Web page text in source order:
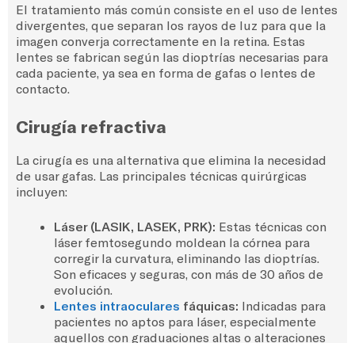
El tratamiento más común consiste en el uso de lentes
divergentes, que separan los rayos de luz para que la
imagen converja correctamente en la retina. Estas
lentes se fabrican según las dioptrías necesarias para
cada paciente, ya sea en forma de gafas o lentes de
contacto.
Cirugía refractiva
La cirugía es una alternativa que elimina la necesidad
de usar gafas. Las principales técnicas quirúrgicas
incluyen:
Láser (LASIK, LASEK, PRK): Estas técnicas con
láser femtosegundo moldean la córnea para
corregir la curvatura, eliminando las dioptrías.
Son eficaces y seguras, con más de 30 años de
evolución.
Lentes intraoculares fáquicas: Indicadas para
pacientes no aptos para láser, especialmente
aquellos con graduaciones altas o alteraciones